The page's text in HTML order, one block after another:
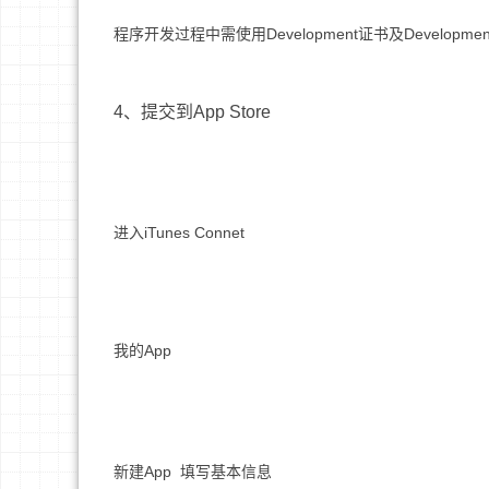
程序开发过程中需使用Development证书及
4、提交到App Store
进入iTunes Connet
我的App
新建App 填写基本信息